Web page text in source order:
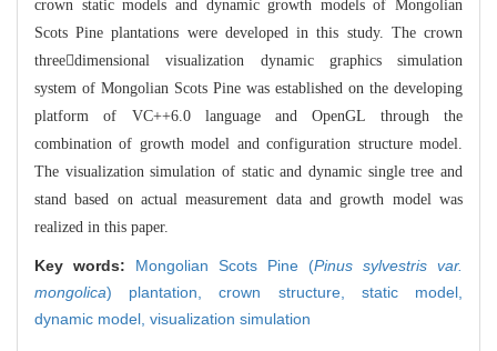
crown static models and dynamic growth models of Mongolian
Scots Pine plantations were developed in this study. The crown
threedimensional visualization dynamic graphics simulation
system of Mongolian Scots Pine was established on the developing
platform of VC++6.0language and OpenGL through the
combination of growth model and configuration structure model.
The visualization simulation of static and dynamic single tree and
stand based on actual measurement data and growth model was
realized in this paper.
Key words: Mongolian Scots Pine (Pinus sylvestris var.
mongolica) plantation,crown structure, static model,
dynamic model, visualization simulation